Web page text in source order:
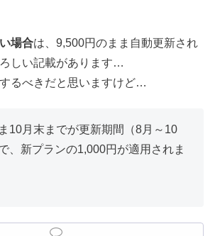
場合は、9,500円のまま自動更新され
しい記載があります…
るべきだと思いますけど…
10月末までが更新期間（8月～10
、新プランの1,000円が適用されま